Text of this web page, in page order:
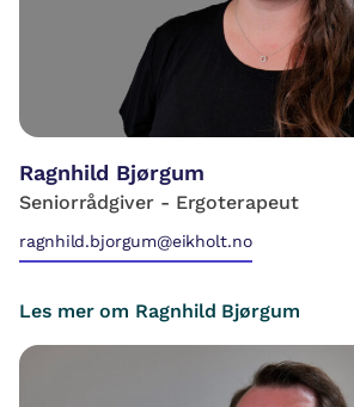
Ragnhild Bjørgum
Seniorrådgiver - Ergoterapeut
ragnhild.bjorgum@eikholt.no
Les mer om Ragnhild Bjørgum